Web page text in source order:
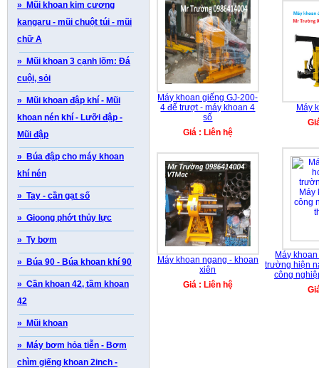
» Mũi khoan kim cương
kangaru - mũi chuột túi - mũi
chữ A
» Mũi khoan 3 cạnh lõm: Đá
cuội, sỏi
» Mũi khoan đập khí - Mũi
khoan nén khí - Lưỡi đập -
Mũi đập
» Búa đập cho máy khoan
khí nén
» Tay - cần gạt số
» Gioong phớt thủy lực
» Ty bơm
» Búa 90 - Búa khoan khí 90
» Cần khoan 42, tầm khoan
42
» Mũi khoan
» Máy bơm hỏa tiễn - Bơm
chìm giếng khoan 2inch -
Máy khoan giếng GJ-200-
4 đế trượt - máy khoan 4
số
Giá : Liên hệ
Máy
Máy khoan ngang - khoan
xiên
Giá : Liên hệ
Máy
trường hiện
công